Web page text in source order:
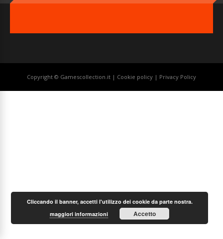
Copyright © Gamescollection.it | Cookie policy | Privacy Policy
Cliccando il banner, accetti l'utilizzo dei cookie da parte nostra.
maggiori informazioni
Accetto